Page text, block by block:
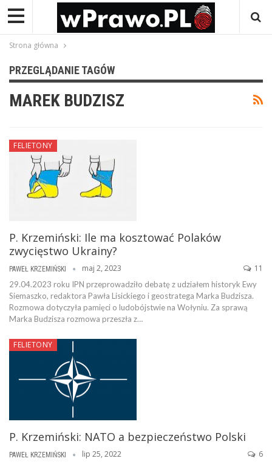
Strona główna
PRZEGLĄDANIE TAGÓW
MAREK BUDZISZ
FELIETONY
P. Krzemiński: Ile ma kosztować Polaków
zwycięstwo Ukrainy?
PAWEŁ KRZEMIŃSKI maj 2, 2023 11
29.04.2023 roku IPN przeprowadziło debatę z udziałem historyk Ewy
Siemaszko, redaktora Pawła Lisickiego i geostratega Marka Budzisza.
Rozmowa dotyczyła pamięci o ludobójstwie na Wołyniu. Za sprawą
Marka Budzisza rozmowa przeszła z…
FELIETONY
P. Krzemiński: NATO a bezpieczeństwo Polski
PAWEŁ KRZEMIŃSKI lip 25, 2022 6